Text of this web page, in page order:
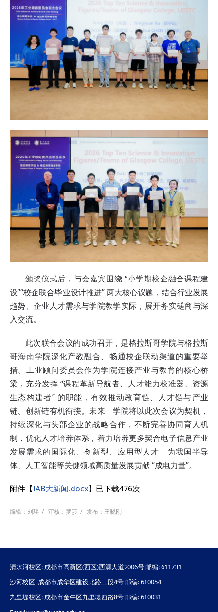
颁奖仪式后，与会嘉宾围绕 “小学期校企融合课程建
设”“校企联合毕业设计推进” 两大核心议题，结合行业发展
趋势、企业人才需求与学院教学实际，展开务实磋商与深
入交流。
此次联合会议的成功召开，是格拉斯哥学院与格拉斯
哥海南学院深化产教融合、畅通校企联动渠道的重要举
措。工业顾问委员会作为学院连接产业与教育的核心桥
梁，充分发挥 “课程革新导航者、人才能力校准器、资源
生态构建者” 的职能，有效推动教育链、人才链与产业
链、创新链有机衔接。未来，学院将以此次会议为契机，
持续深化与头部企业的战略合作，不断完善协同育人机
制，优化人才培养体系，着力培养更多契合电子信息产业
发展需求的国际化、创新型、应用型人才，为我国半导
体、人工智能等关键领域高质量发展贡献 “成电力量”。
附件【IAB大新闻.docx】已下载476次
编辑：刘瑶 / 审核：罗莎 / 发布：王晓刚
清水河校区: 成都市高新区(西区)西源大道2006号 邮编: 611731
沙河校区: 成都市成华区建设北路二段4号 邮编: 610054
九里堤校区: 成都市金牛区九里堤西路8号 邮编: 610031